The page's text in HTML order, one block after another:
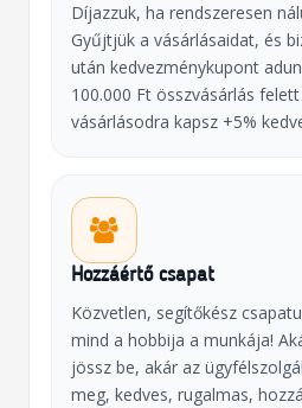
Díjazzuk, ha rendszeresen
Gyűjtjük a vásárlásaidat, és
után kedvezménykupont
100.000 Ft összvásárlás
vásárlásodra kapsz +5%
Hozzáértő csapat
Közvetlen, segítőkész
mind a hobbija a munkája!
jössz be, akár az
meg, kedves, rugalmas,